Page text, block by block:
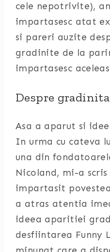
cele nepotrivite),
impartasesc atat
si pareri auzite
gradinite de la
impartasesc
Despre
Asa a aparut si
In urma cu cateva
una din
Nicoland, mi-a
impartasit
a atras atentia
ideea aparitiei
desfiintarea Funny